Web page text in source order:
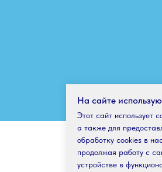
На сайте
Этот сайт использует
а также для
обработку cookies в
продолжая работу с
устройстве в